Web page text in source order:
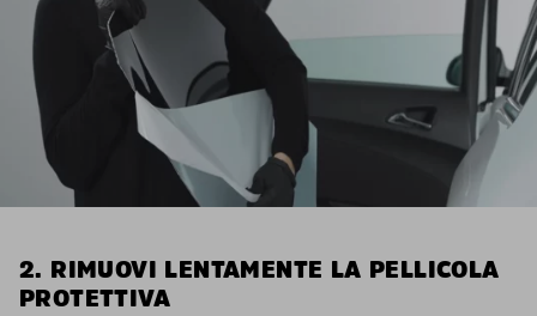
2. RIMUOVI LENTAMENTE LA PELLICOLA
PROTETTIVA